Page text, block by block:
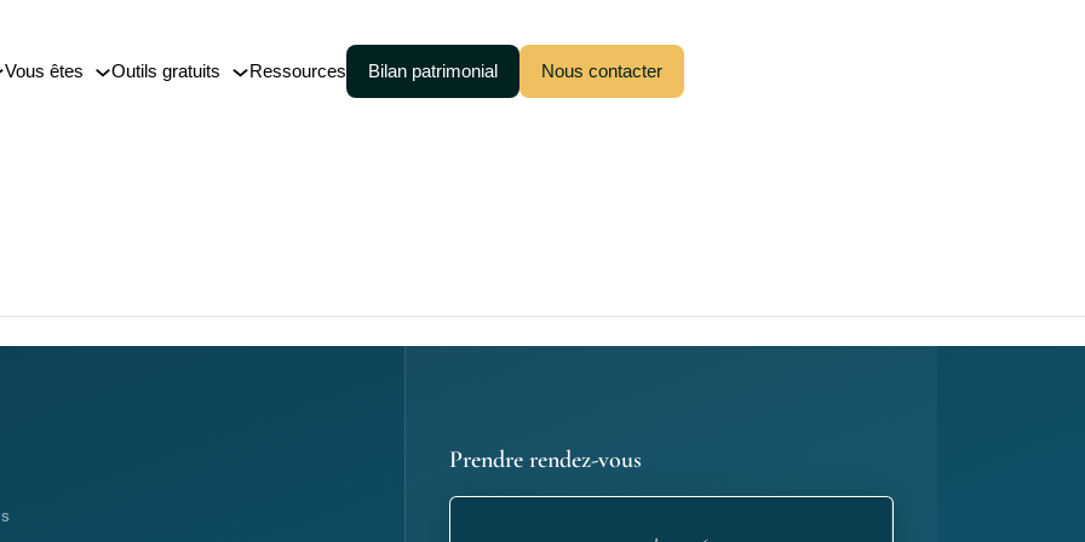
Vous êtes Outils gratuits Ressources Bilan patrimonial Nous contacter
Prendre rendez-vous